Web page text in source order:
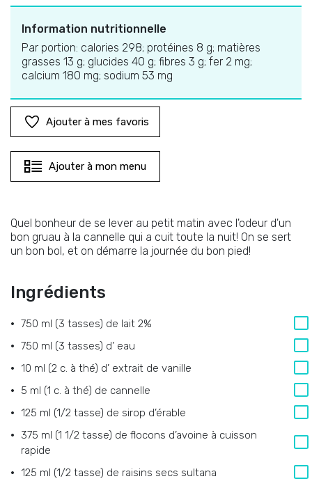
Information nutritionnelle
Par portion: calories 298; protéines 8 g; matières
grasses 13 g; glucides 40 g; fibres 3 g; fer 2 mg;
calcium 180 mg; sodium 53 mg
Ajouter à mes favoris
Ajouter à mon menu
Quel bonheur de se lever au petit matin avec l'odeur d'un
bon gruau à la cannelle qui a cuit toute la nuit! On se sert
un bon bol, et on démarre la journée du bon pied!
Ingrédients
750 ml (3 tasses) de lait 2%
750 ml (3 tasses) d’ eau
10 ml (2 c. à thé) d’ extrait de vanille
5 ml (1 c. à thé) de cannelle
125 ml (1/2 tasse) de sirop d’érable
375 ml (1 1/2 tasse) de flocons d’avoine à cuisson
rapide
125 ml (1/2 tasse) de raisins secs sultana